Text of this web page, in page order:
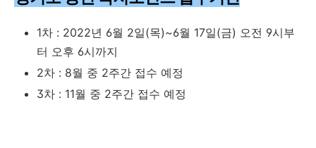
1차 : 2022년 6월 2일(목)~6월 17일(금) 오전 9시부
터 오후 6시까지
2차 : 8월 중 2주간 접수 예정
3차 : 11월 중 2주간 접수 예정